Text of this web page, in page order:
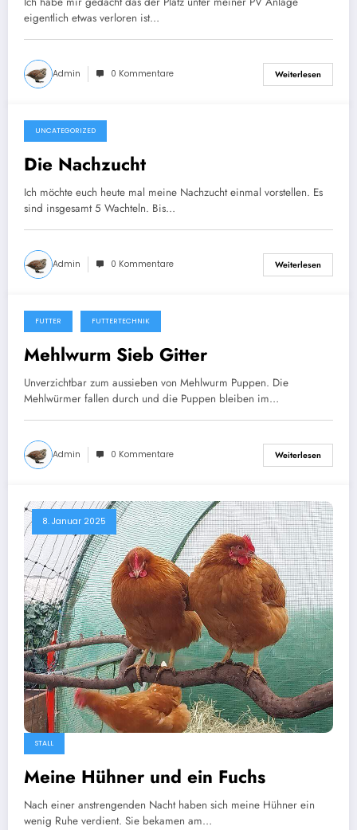
eigentlich etwas verloren ist…
Admin 0 Kommentare Weiterlesen
10. April 2025
UNCATEGORIZED
Die Nachzucht
Ich möchte euch heute mal meine Nachzucht einmal vorstellen. Es
sind insgesamt 5 Wachteln. Bis…
Admin 0 Kommentare Weiterlesen
3. März 2025
FUTTER FUTTERTECHNIK
Mehlwurm Sieb Gitter
Unverzichtbar zum aussieben von Mehlwurm Puppen. Die
Mehlwürmer fallen durch und die Puppen bleiben im…
Admin 0 Kommentare Weiterlesen
8. Januar 2025
STALL
Meine Hühner und ein Fuchs
Nach einer anstrengenden Nacht haben sich meine Hühner ein
wenig Ruhe verdient. Sie bekamen am…